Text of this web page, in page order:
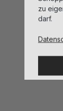
zu
darf.